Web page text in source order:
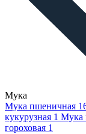
Мука
Мука пшеничная
кукурузная 1 Мука
гороховая 1